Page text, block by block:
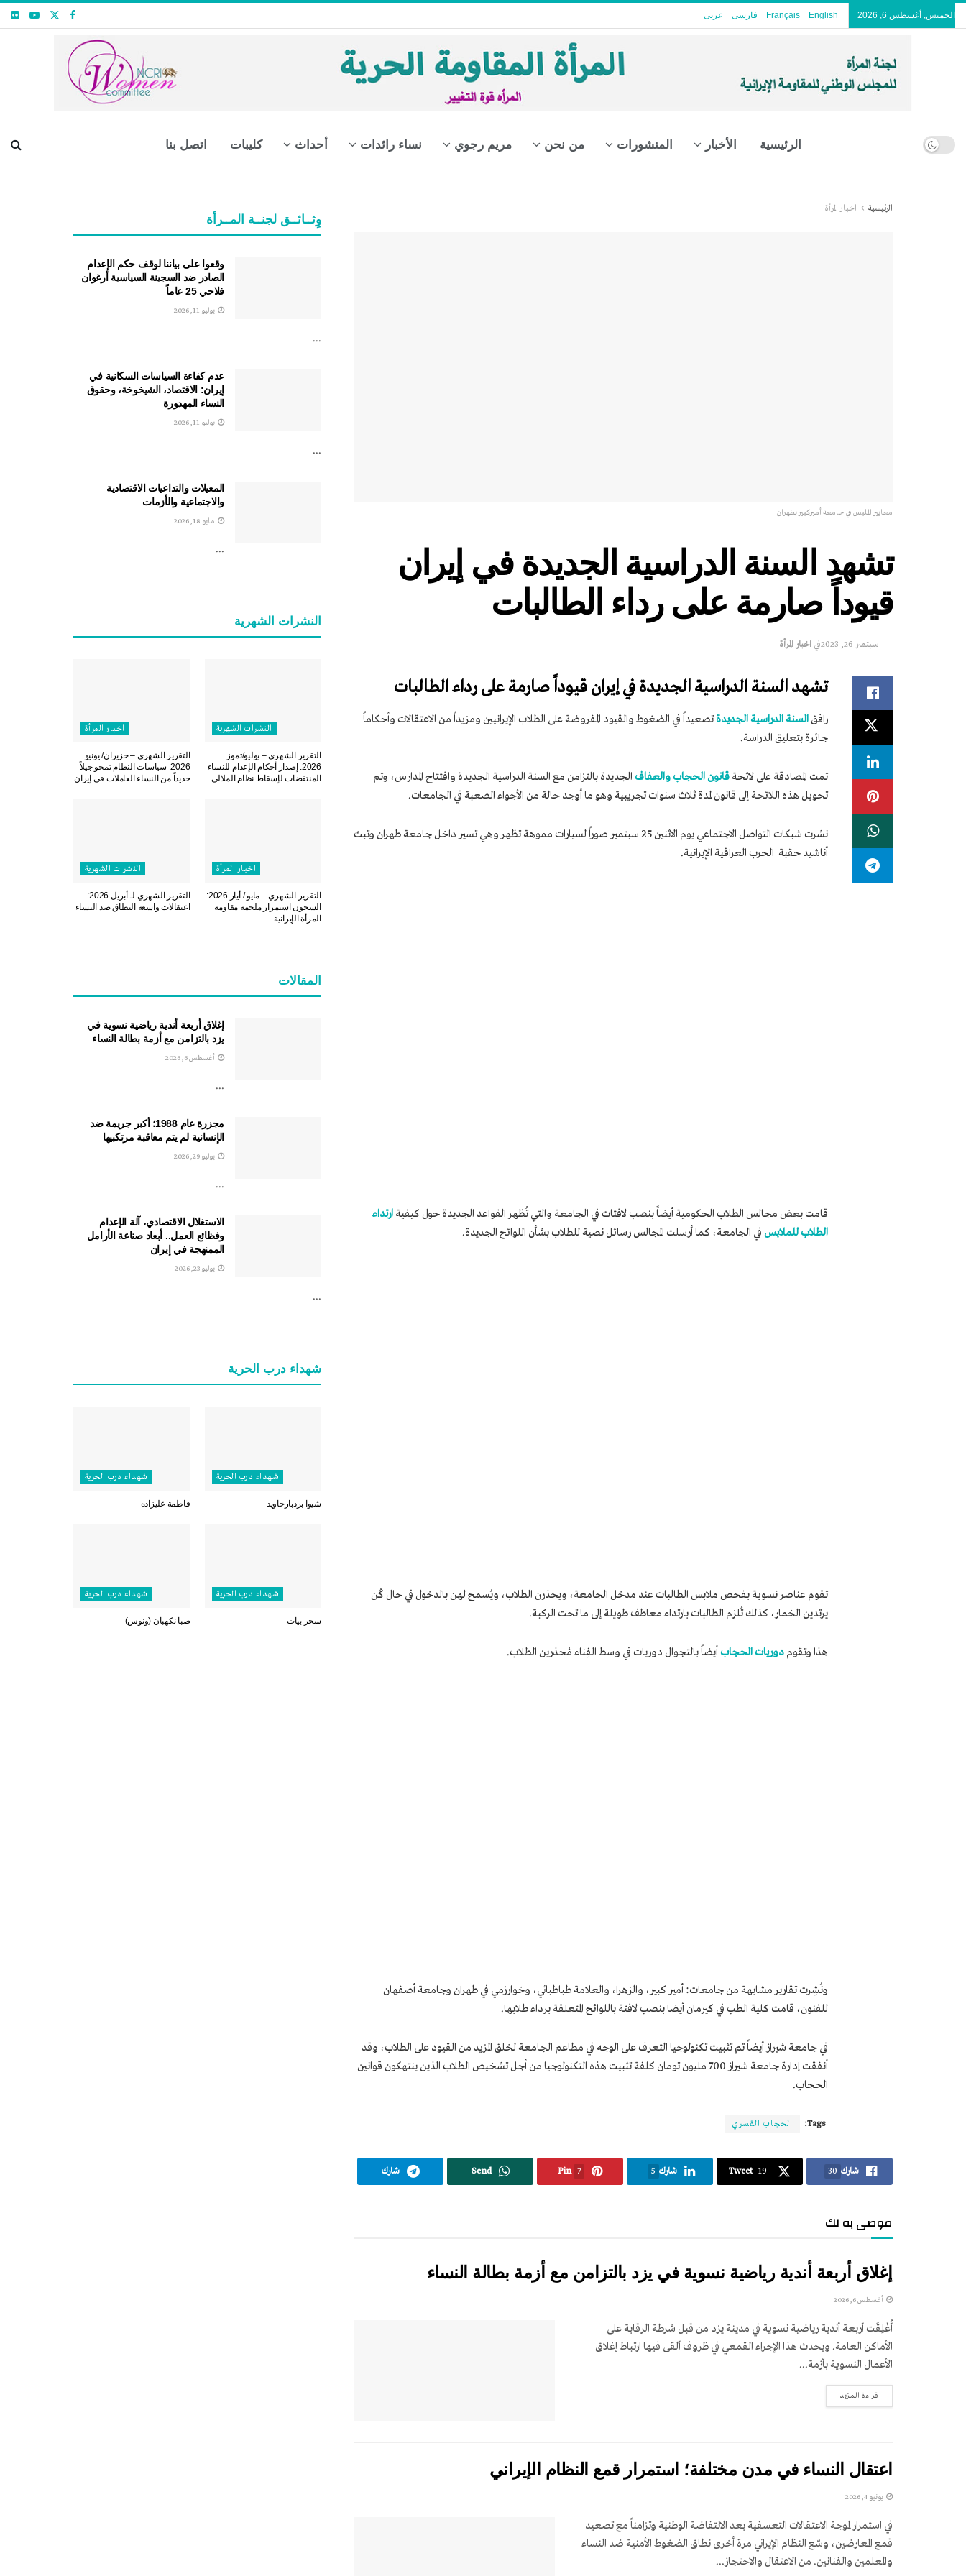
الخميس, أغسطس 6, 2026 English
Français فارسی عربى
الرئيسية الأخبار المنشورات من نحن مريم رجوي نساء رائدات أحداث كليبات اتصل بنا
الرئيسية اخبار المرأة
معايير الملبس في جامعة أميركبير بطهران
تشهد السنة الدراسية الجديدة في إيران
قيوداً صارمة على رداء الطالبات
سبتمبر 26, 2023 في اخبار المرأة
تشهد السنة الدراسية الجديدة في إيران قيوداً صارمة على رداء الطالبات
رافق السنة الدراسية الجديدةتصعيداً في الضغوط والقيود المفروضة على الطلاب الإيرانيين ومزيداً من الاعتقالات وأحكاماً
جائرة بتعليق الدراسة.
تمت المصادقة على لائحة قانون الحجاب والعفاف الجديدة بالتزامن مع السنة الدراسية الجديدة وافتتاح المدارس، وتم
تحويل هذه اللائحة إلى قانون لمدة ثلاث سنوات تجريبية وهو ما أوجد حالة من الأجواء الصعبة في الجامعات.
نشرت شبكات التواصل الاجتماعي يوم الاثنين 25 سبتمبر صوراً لسيارات مموهة تظهر وهي تسير داخل جامعة طهران وتبث
أناشيد حقبة الحرب العراقية الإيرانية.
قامت بعض مجالس الطلاب الحكومية أيضاً بنصب لافتات في الجامعة والتي تُظهر القواعد الجديدة حول كيفية ارتداء
الطلاب للملابس في الجامعة، كما أرسلت المجالس رسائل نصية للطلاب بشأن اللوائح الجديدة.
تقوم عناصر نسوية بفحص ملابس الطالبات عند مدخل الجامعة، ويحذرن الطلاب، ويُسمح لهن بالدخول في حال كُن
يرتدين الخمار، كذلك تُلزم الطالبات بارتداء معاطف طويلة إلى ما تحت الركبة.
هذا وتقوم دوريات الحجاب أيضاً بالتجوال دوريات في وسط الفِناء مُحذرين الطلاب.
ونُشِرت تقارير مشابهة من جامعات: أمير كبير، والزهرا، والعلامة طباطبائي، وخوارزمي في طهران وجامعة أصفهان
للفنون، قامت كلية الطب في كيرمان أيضا بنصب لافتة باللوائح المتعلقة برداء طلابها.
في جامعة شيراز أيضاً تم تثبيت تكنولوجيا التعرف على الوجه في مطاعم الجامعة لخلق المزيد من القيود على الطلاب، وقد
أنفقت إدارة جامعة شيراز 700 مليون تومان كلفة تثبيت هذه التكنولوجيا من أجل تشخيص الطلاب الذين ينتهكون قوانين
الحجاب.
Tags: الحجاب القسري
شارك 30
Tweet 19 شارك 5
Pin 7
Send شارك
موصى به لك
إغلاق أربعة أندية رياضية نسوية في يزد بالتزامن مع أزمة بطالة النساء
أغسطس 6, 2026
أُغْلِقَت أربعة أندية رياضية نسوية في مدينة يزد من قبل شرطة الرقابة على
الأماكن العامة. ويحدث هذا الإجراء القمعي في ظروف ألقى فيها ارتباط إغلاق
الأعمال النسوية بأزمة...
قراءة المزيدDETAILS
اعتقال النساء في مدن مختلفة؛ استمرار قمع النظام الإيراني
يونيو 4, 2026
في استمرار لموجة الاعتقالات التعسفية بعد الانتفاضة الوطنية وتزامناً مع تصعيد
قمع المعارضين، وسّع النظام الإيراني مرة أخرى نطاق الضغوط الأمنية ضد النساء
والمعلمين والفنانين. من الاعتقال والاحتجاز...
وِثــائــق لجنــة المــرأة
وقعوا على بياننا لوقف حكم الإعدام
الصادر ضد السجينة السياسية أرغوان
فلاحي 25 عاماً
يوليو 11, 2026
...
عدم كفاءة السياسات السكانية في
إيران: الاقتصاد، الشيخوخة، وحقوق
النساء المهدورة
يوليو 11, 2026
...
المعيلات والتداعيات الاقتصادية
والاجتماعية والأزمات
مايو 18, 2026
...
النشرات الشهریة
النشرات الشهریة
التقرير الشهري – يوليو/تموز
2026: إصدار أحكام الإعدام للنساء
المنتفضات لإسقاط نظام الملالي
اخبار المرأة
التقرير الشهري – حزيران/ يونيو
2026: سياسات النظام تمحو جيلاً
جديداً من النساء العاملات في إيران
اخبار المرأة
التقرير الشهري – مايو / أيار 2026:
السجون استمرار ملحمة مقاومة
المرأة الإيرانية
النشرات الشهریة
التقرير الشهري لـ أبريل 2026:
اعتقالات واسعة النطاق ضد النساء
المقالات
إغلاق أربعة أندية رياضية نسوية في
يزد بالتزامن مع أزمة بطالة النساء
أغسطس 6, 2026
...
مجزرة عام 1988؛ أكبر جريمة ضد
الإنسانية لم يتم معاقبة مرتكبيها
يوليو 29, 2026
...
الاستغلال الاقتصادي، آلة الإعدام
وفظائع العمل.. أبعاد صناعة الأرامل
الممنهجة في إيران
يوليو 23, 2026
...
شهداء درب الحرية
شهداء درب الحرية
شيوا بردبارجاويد
شهداء درب الحرية
فاطمة عليزاده
شهداء درب الحرية
سحر بيات
شهداء درب الحرية
صبا نكهبان (ونوس)